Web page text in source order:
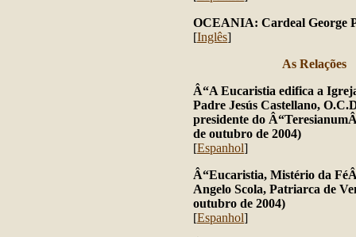
OCEANIA: Cardeal George
[Inglês]
As Relações
Â“A Eucaristia edifica a
Padre Jesús Castellano,
presidente do
de outubro de 2004)
[Espanhol]
Â“Eucaristia, Mistério da
Angelo Scola, Patriarca de
outubro de 2004)
[Espanhol]